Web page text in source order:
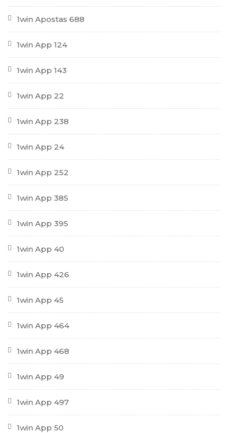
1win Apostas 688
1win App 124
1win App 143
1win App 22
1win App 238
1win App 24
1win App 252
1win App 385
1win App 395
1win App 40
1win App 426
1win App 45
1win App 464
1win App 468
1win App 49
1win App 497
1win App 50